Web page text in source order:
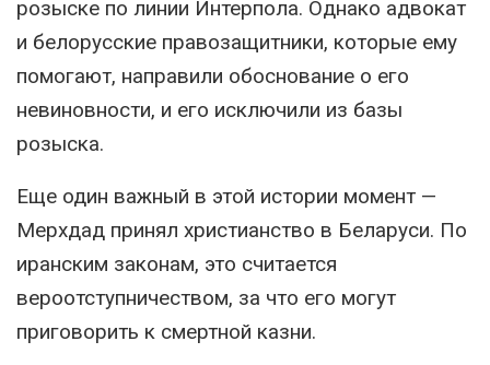
розыске по линии Интерпола. Однако адвокат
и белорусские правозащитники, которые ему
помогают, направили обоснование о его
невиновности, и его исключили из базы
розыска.
Еще один важный в этой истории момент —
Мерхдад принял христианство в Беларуси. По
иранским законам, это считается
вероотступничеством, за что его могут
приговорить к смертной казни.